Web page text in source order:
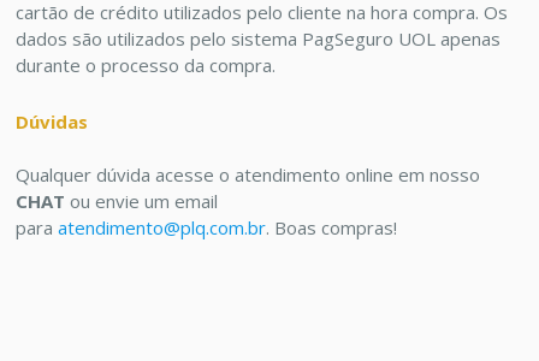
cartão de crédito utilizados pelo cliente na hora compra. Os
dados são utilizados pelo sistema PagSeguro UOL apenas
durante o processo da compra.
Dúvidas
Qualquer dúvida acesse o atendimento online em nosso
CHAT ou envie um email
paraatendimento@plq.com.br. Boas compras!